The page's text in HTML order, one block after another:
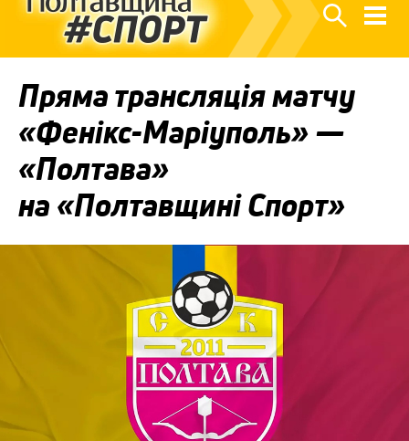
Пряма трансляція матчу
«Фенікс-Маріуполь» —
«Полтава»
на «Полтавщині Спорт»